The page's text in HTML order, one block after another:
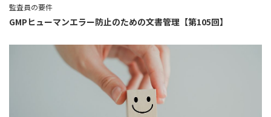
監査員の要件
GMPヒューマンエラー防止のための文書管理【第105回】